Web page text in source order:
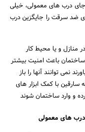
درب های معمولی، خیلی
ضد سرقت را جایگزین درب
منازل و یا محیط کار
باعث امنیت بیشتر
نمی توانند آنها را باز
با کمک ابزار های
های معمولی